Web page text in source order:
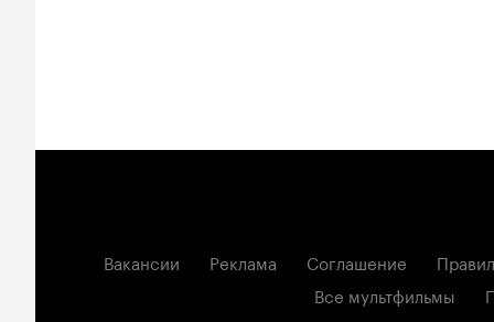
Вакансии Реклама Соглашение
Все мультфильмы